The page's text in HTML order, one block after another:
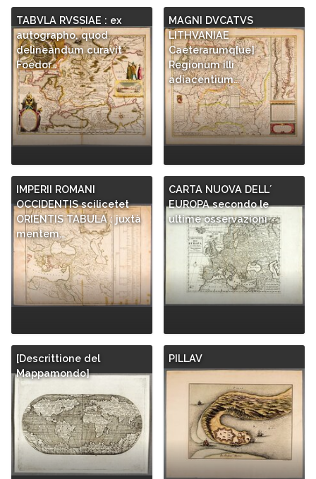
TABVLA RVSSIAE : ex
autographo, quod
delineandum curavit
Foedor…
MAGNI DVCATVS
LITHVANIAE
Caeterarumq[ue]
Regionum illi
adiacentium…
IMPERII ROMANI
OCCIDENTIS scilicetet
ORIENTIS TABULA : juxtà
mentem…
CARTA NUOVA DELL´
EUROPA secondo le
ultime osservazioni
[Descrittione del
Mappamondo]
PILLAV